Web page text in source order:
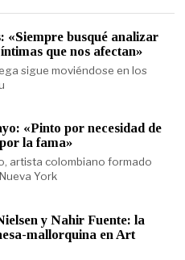
«Siempre busqué analizar
que nos afectan»
sigue moviéndose en los
«Pinto por necesidad de
la fama»
artista colombiano formado
York
y Nahir Fuente: la
mallorquina en Art